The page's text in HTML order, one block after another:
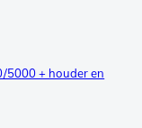
5000 + houder en